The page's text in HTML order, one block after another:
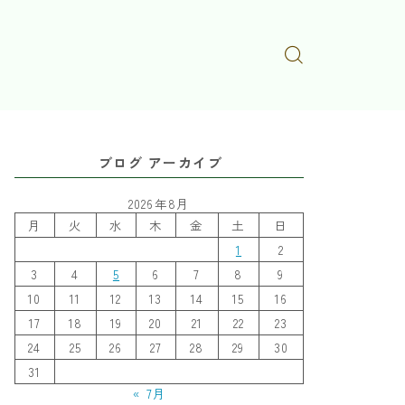
ブログ アーカイブ
2026年8月
月
火 水 木 金 土
日
1
2
3
4 5 6 7 8
9
10
11 12 13 14 15
16
17
18 19 20 21 22
23
24
25 26 27 28 29
30
31
« 7月